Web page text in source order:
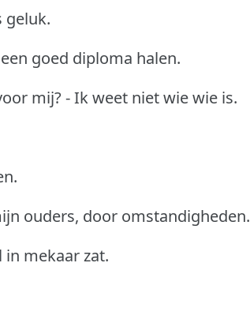
geluk.
goed diploma halen.
mij? - Ik weet niet wie wie is.
ouders, door omstandigheden.
mekaar zat.